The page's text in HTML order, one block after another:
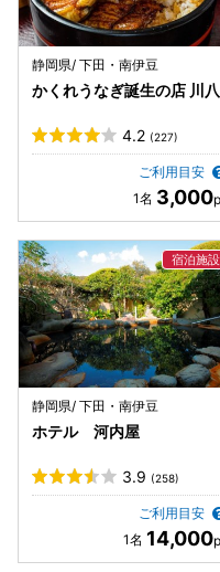
静岡県/ 下田・南伊豆
かくれうなぎ誕生の店 川八
4.2 (227)
ご利用目安
3,000
静岡県/ 下田・南伊豆
ホテル 河内屋
3.9 (258)
ご利用目安
14,000